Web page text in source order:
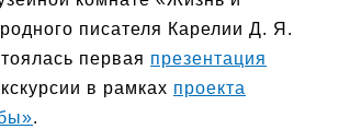
писателя Карелии Д. Я.
первая презентация
в рамках проекта
.